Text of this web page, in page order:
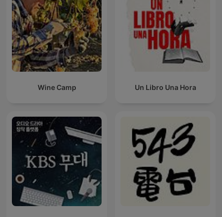
Wine Camp Un Libro Una Hora